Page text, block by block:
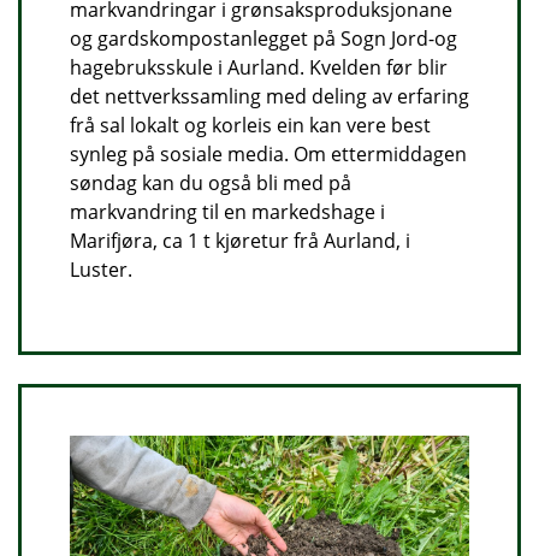
markvandringar i grønsaksproduksjonane
og gardskompostanlegget på Sogn Jord-og
hagebruksskule i Aurland. Kvelden før blir
det nettverkssamling med deling av erfaring
frå sal lokalt og korleis ein kan vere best
synleg på sosiale media. Om ettermiddagen
søndag kan du også bli med på
markvandring til en markedshage i
Marifjøra, ca 1 t kjøretur frå Aurland, i
Luster.